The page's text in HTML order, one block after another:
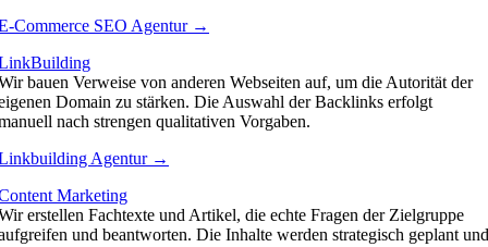
Commerce SEO Agentur →
bauen Verweise von anderen Webseiten auf, um die Autorität der
Domain zu stärken. Die Auswahl der Backlinks erfolgt
nach strengen qualitativen Vorgaben.
Agentur →
Marketing
erstellen Fachtexte und Artikel, die echte Fragen der Zielgruppe
und beantworten. Die Inhalte werden strategisch geplant und